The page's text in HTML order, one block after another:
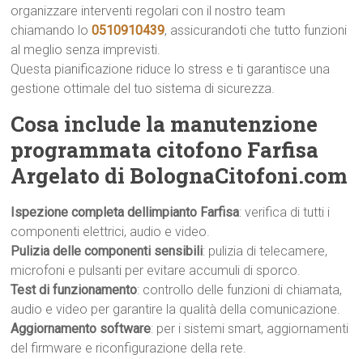
organizzare interventi regolari con il nostro team
chiamando lo0510910439, assicurandoti che tutto funzioni
al meglio senza imprevisti.
Questa pianificazione riduce lo stress e ti garantisce una
gestione ottimale del tuo sistema di sicurezza.
Cosa include la manutenzione
programmata citofono Farfisa
Argelato di BolognaCitofoni.com
Ispezione completa dellimpianto Farfisa: verifica di tutti i
componenti elettrici, audio e video.
Pulizia delle componenti sensibili: pulizia di telecamere,
microfoni e pulsanti per evitare accumuli di sporco.
Test di funzionamento: controllo delle funzioni di chiamata,
audio e video per garantire la qualità della comunicazione.
Aggiornamento software: per i sistemi smart, aggiornamenti
del firmware e riconfigurazione della rete.